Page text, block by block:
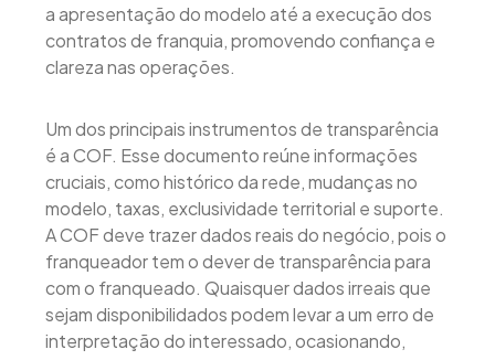
a apresentação do modelo até a execução dos
contratos de franquia, promovendo confiança e
clareza nas operações.
Um dos principais instrumentos de transparência
é a COF. Esse documento reúne informações
cruciais, como histórico da rede, mudanças no
modelo, taxas, exclusividade territorial e suporte.
A COF deve trazer dados reais do negócio, pois o
franqueador tem o dever de transparência para
com o franqueado. Quaisquer dados irreais que
sejam disponibilidados podem levar a um erro de
interpretação do interessado, ocasionando,